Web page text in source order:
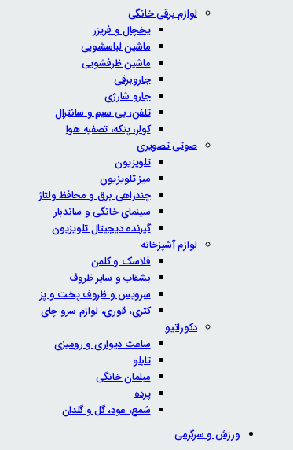
لوازم برقی خانگی
یخچال و فریزر
ماشین لباسشویی
ماشین ظرفشویی
جاروبرقی
جارو شارژی
تلفن، بی سیم و سانترال
کولر، پنکه، تصفیه هوا
صوتی تصویری
تلویزیون
میز تلویزیون
چندراهی برق و محافظ ولتاژ
سینمای خانگی و ساندبار
گیرنده دیجیتال تلویزیون
لوازم آشپزخانه
فلاسک و کلمن
بشقاب و سایر ظروف
سرویس و ظروف پخت و پز
کتری، قوری، لوازم سرو چای
دکوراتیو
ساعت دیواری و رومیزی
تابلو
مبلمان خانگی
پرده
شمع، عود، گل و گلدان
ورزش و سرگرمی